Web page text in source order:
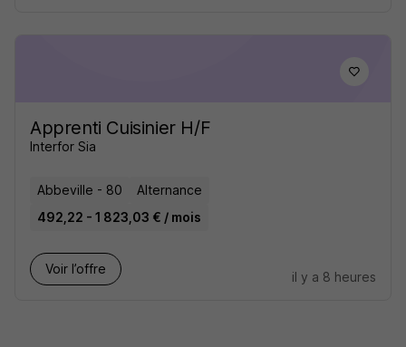
Apprenti Cuisinier H/F
Interfor Sia
Abbeville - 80
Alternance
492,22 - 1 823,03 € / mois
Voir l’offre
il y a 8 heures